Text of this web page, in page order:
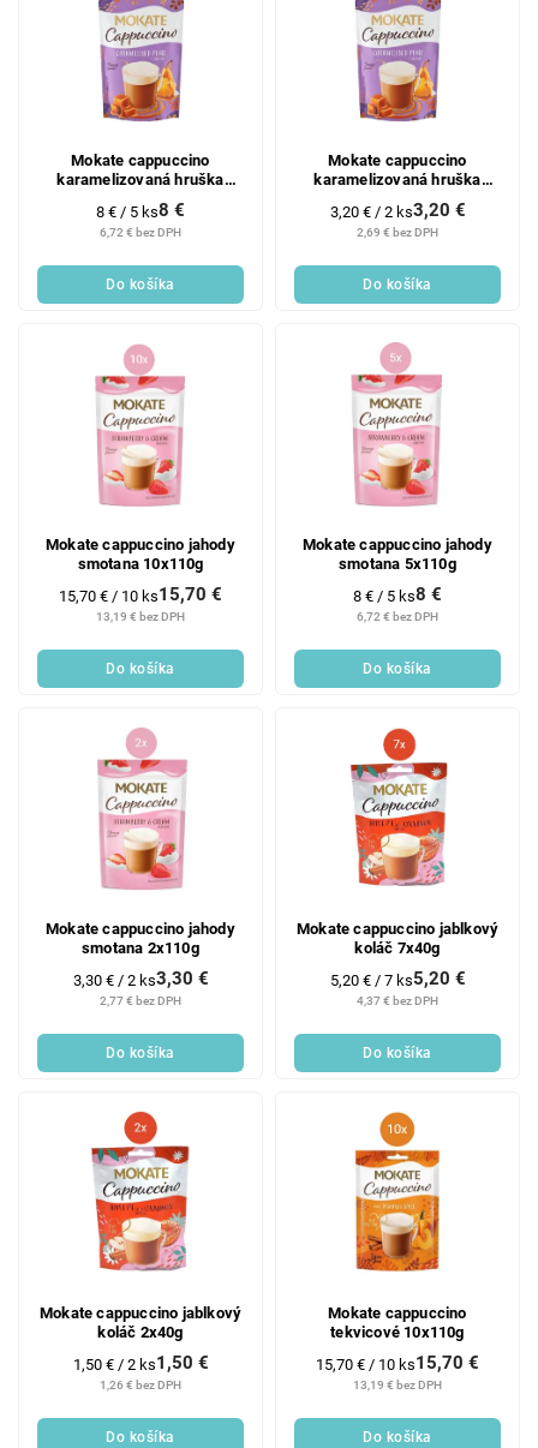
Mokate cappuccino
karamelizovaná hruška
5x110g
6,72 € bez DPH
8 €
Jednotková
cena:
8 € / 5 ks
Do košíka
Mokate cappuccino
karamelizovaná hruška
2x110g
2,69 € bez DPH
3,20 €
Jednotková
cena:
3,20 € / 2 ks
Do košíka
Mokate cappuccino jahody
smotana 10x110g
13,19 € bez DPH
15,70 €
Jednotková
15,70 € / 10 ks
Do košíka
Mokate cappuccino jahody
smotana 5x110g
6,72 € bez DPH
8 €
Jednotková
cena:
8 € / 5 ks
Do košíka
Mokate cappuccino jahody
smotana 2x110g
2,77 € bez DPH
3,30 €
Jednotková
cena:
3,30 € / 2 ks
Do košíka
Mokate cappuccino jablkový
koláč 7x40g
4,37 € bez DPH
5,20 €
Jednotková
cena:
5,20 € / 7 ks
Do košíka
Mokate cappuccino jablkový
koláč 2x40g
1,26 € bez DPH
1,50 €
Jednotková
cena:
1,50 € / 2 ks
Do košíka
Mokate cappuccino
tekvicové 10x110g
13,19 € bez DPH
15,70 €
Jednotková
15,70 € / 10 ks
Do košíka